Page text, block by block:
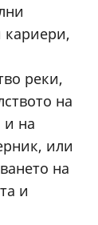
кариери,
реки,
на
и на
или
на
и